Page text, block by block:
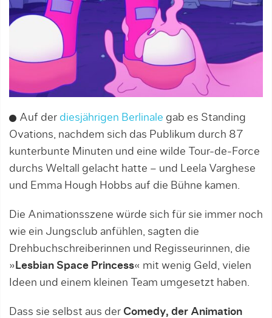
Auf der diesjährigen Berlinale gab es Standing
Ovations, nachdem sich das Publikum durch 87
kunterbunte Minuten und eine wilde Tour-de-Force
durchs Weltall gelacht hatte – und Leela Varghese
und Emma Hough Hobbs auf die Bühne kamen.
Die Animationsszene würde sich für sie immer noch
wie ein Jungsclub anfühlen, sagten die
Drehbuchschreiberinnen und Regisseurinnen, die
» Lesbian Space Princess« mit wenig Geld, vielen
Ideen und einem kleinen Team umgesetzt haben.
Dass sie selbst aus der Comedy, der Animation